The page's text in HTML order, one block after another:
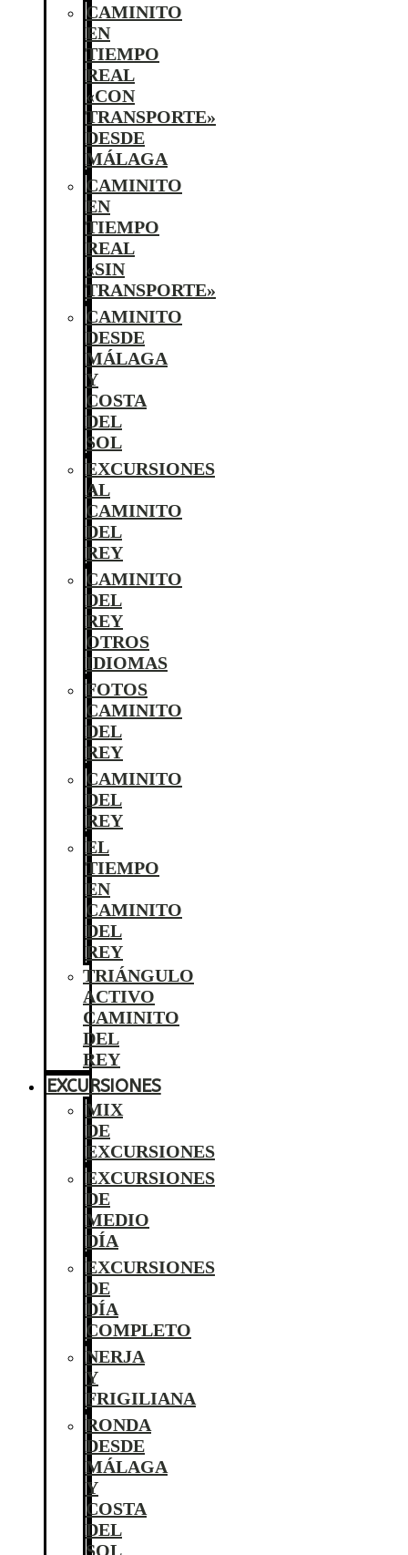
CAMINITO
EN
TIEMPO
REAL
«CON
TRANSPORTE»
DESDE
MÁLAGA
CAMINITO
EN
TIEMPO
REAL
«SIN
TRANSPORTE»
CAMINITO
DESDE
MÁLAGA
Y
COSTA
DEL
SOL
EXCURSIONES
AL
CAMINITO
DEL
REY
CAMINITO
DEL
REY
OTROS
IDIOMAS
FOTOS
CAMINITO
DEL
REY
CAMINITO
DEL
REY
EL
TIEMPO
EN
CAMINITO
DEL
REY
TRIÁNGULO
ACTIVO
CAMINITO
DEL
REY
EXCURSIONES
MIX
DE
EXCURSIONES
EXCURSIONES
DE
MEDIO
DÍA
EXCURSIONES
DE
DÍA
COMPLETO
NERJA
Y
FRIGILIANA
RONDA
DESDE
MÁLAGA
Y
COSTA
DEL
SOL